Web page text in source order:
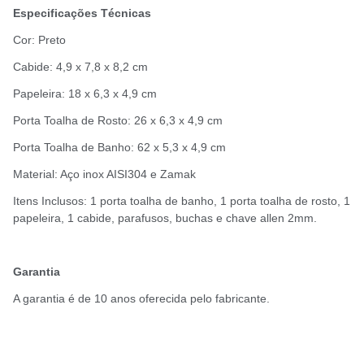
Especificações Técnicas
Cor: Preto
Cabide: 4,9 x 7,8 x 8,2 cm
Papeleira: 18 x 6,3 x 4,9 cm
Porta Toalha de Rosto: 26 x 6,3 x 4,9 cm
Porta Toalha de Banho: 62 x 5,3 x 4,9 cm
Material: Aço inox AISI304 e Zamak
Itens Inclusos: 1 porta toalha de banho, 1 porta toalha de rosto, 1
papeleira, 1 cabide, parafusos, buchas e chave allen 2mm.
Garantia
A garantia é de 10 anos oferecida pelo fabricante.